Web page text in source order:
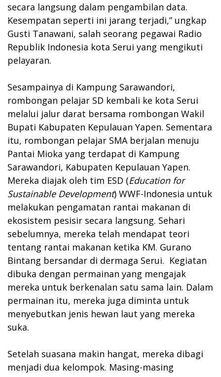
secara langsung dalam pengambilan data.
Kesempatan seperti ini jarang terjadi,” ungkap
Gusti Tanawani, salah seorang pegawai Radio
Republik Indonesia kota Serui yang mengikuti
pelayaran.
Sesampainya di Kampung Sarawandori,
rombongan pelajar SD kembali ke kota Serui
melalui jalur darat bersama rombongan Wakil
Bupati Kabupaten Kepulauan Yapen. Sementara
itu, rombongan pelajar SMA berjalan menuju
Pantai Mioka yang terdapat di Kampung
Sarawandori, Kabupaten Kepulauan Yapen.
Mereka diajak oleh tim ESD (Education for
Sustainable Development) WWF-Indonesia untuk
melakukan pengamatan rantai makanan di
ekosistem pesisir secara langsung. Sehari
sebelumnya, mereka telah mendapat teori
tentang rantai makanan ketika KM. Gurano
Bintang bersandar di dermaga Serui. Kegiatan
dibuka dengan permainan yang mengajak
mereka untuk berkenalan satu sama lain. Dalam
permainan itu, mereka juga diminta untuk
menyebutkan jenis hewan laut yang mereka
suka.
Setelah suasana makin hangat, mereka dibagi
menjadi dua kelompok. Masing-masing